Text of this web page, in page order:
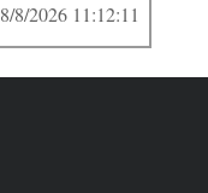
8/8/2026 11:12:11